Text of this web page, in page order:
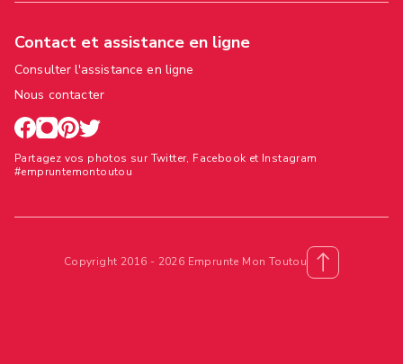
Contact et assistance en ligne
Consulter l'assistance en ligne
Nous contacter
Partagez vos photos sur Twitter, Facebook et Instagram
#empruntemontoutou
Copyright 2016 - 2026 Emprunte Mon Toutou